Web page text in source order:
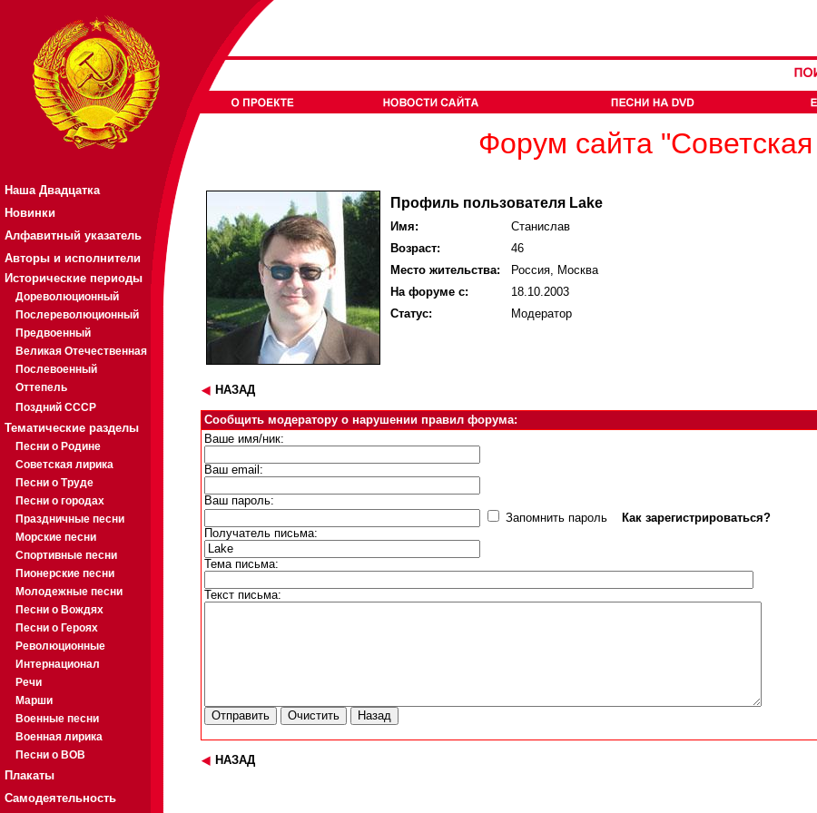
Наша Двадцатка
Новинки
Алфавитный указатель
Авторы и исполнители
Исторические периоды
Дореволюционный
Послереволюционный
Предвоенный
Великая Отечественная
Послевоенный
Оттепель
Поздний СССР
Тематические разделы
Песни о Родине
Советская лирика
Песни о Труде
Песни о городах
Праздничные песни
Морские песни
Спортивные песни
Пионерские песни
Молодежные песни
Песни о Вождях
Песни о Героях
Революционные
Интернационал
Речи
Марши
Военные песни
Военная лирика
Песни о ВОВ
Плакаты
Самодеятельность
Форум сайта
Профиль пользователя Lake
Имя:
Станислав
Возраст:
46
Место жительства:
Россия, Москва
На форуме с:
18.10.2003
Статус:
Модератор
НАЗАД
Сообщить модератору о нарушении правил форума:
Ваше имя/ник:
Ваш email:
Ваш пароль:
Запомнить пароль
Как зарегистрироваться?
Получатель письма:
Тема письма:
Текст письма:
НАЗАД